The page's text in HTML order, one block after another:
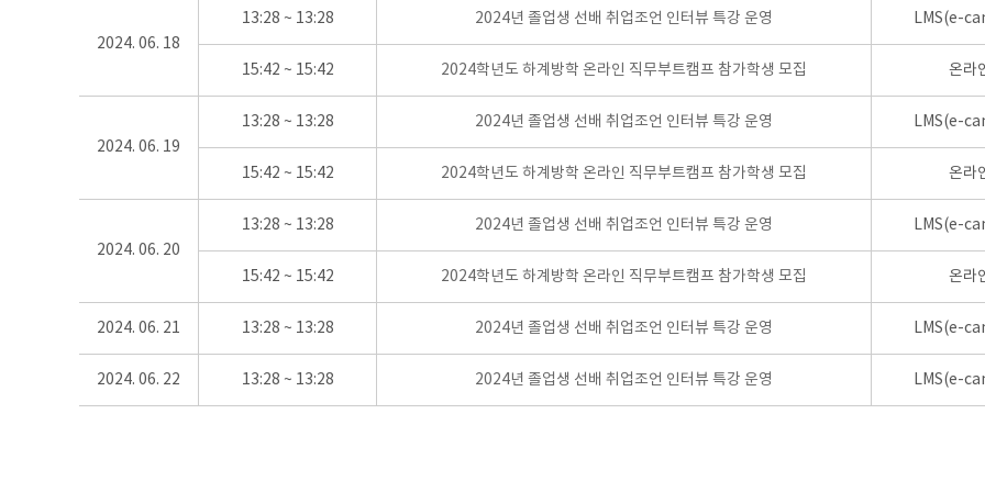
2024. 06. 18
13:28 ~ 13:28 2024년 졸업생 선배 취업조언 인터뷰 특강 운영 LMS(e-
15:42 ~ 15:42 2024학년도 하계방학 온라인 직무부트캠프 참가학생 모집 온라
2024. 06. 19
13:28 ~ 13:28 2024년 졸업생 선배 취업조언 인터뷰 특강 운영 LMS(e-
15:42 ~ 15:42 2024학년도 하계방학 온라인 직무부트캠프 참가학생 모집 온라
2024. 06. 20
13:28 ~ 13:28 2024년 졸업생 선배 취업조언 인터뷰 특강 운영 LMS(e-
15:42 ~ 15:42 2024학년도 하계방학 온라인 직무부트캠프 참가학생 모집 온라
2024. 06. 21 13:28 ~ 13:28 2024년 졸업생 선배 취업조언 인터뷰 특강 운영 LMS(e-
2024. 06. 22 13:28 ~ 13:28 2024년 졸업생 선배 취업조언 인터뷰 특강 운영 LMS(e-